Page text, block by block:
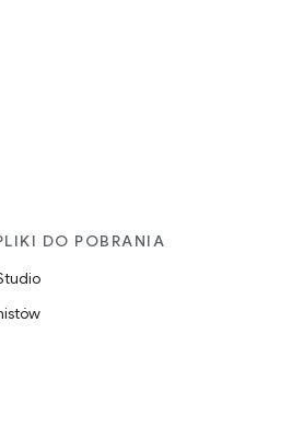
DO POBRANIA